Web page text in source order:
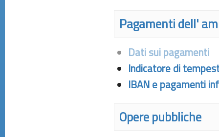
Pagamenti dell'
Dati sui pagamenti
Indicatore di
IBAN e pagamenti
Opere pubbliche